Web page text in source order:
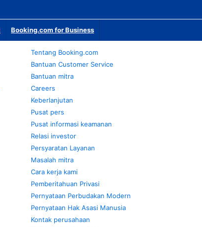
Booking.com for Business
Tentang Booking.com
Bantuan Customer Service
Bantuan mitra
Careers
Keberlanjutan
Pusat pers
Pusat informasi keamanan
Relasi investor
Persyaratan Layanan
Masalah mitra
Cara kerja kami
Pemberitahuan Privasi
Pernyataan Perbudakan Modern
Pernyataan Hak Asasi Manusia
Kontak perusahaan